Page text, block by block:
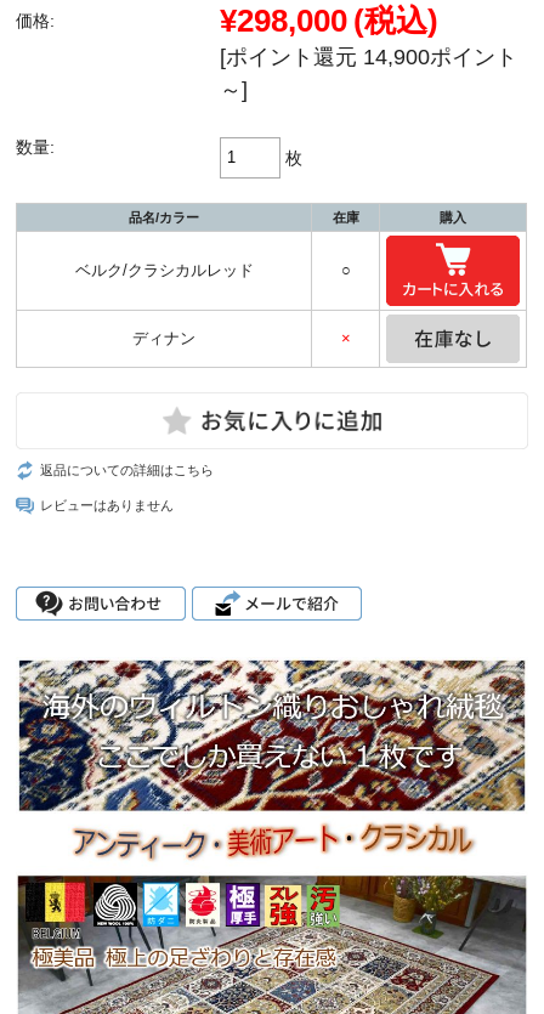
価格: ¥298,000 (税込)
[ポイント還元 14,900ポイント
～]
数量:
枚
品名/カラー 在庫 購入
ベルク/クラシカルレッド ○
ディナン ×
返品についての詳細はこちら
レビューはありません